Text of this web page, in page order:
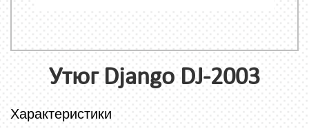
Утюг Django DJ-2003
Характеристики